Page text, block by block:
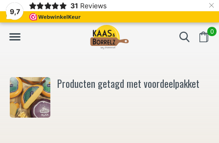
9,7
31 Reviews ×
0
Vers van het mes en gevacumeerd Vaak volgende
Producten getagd met voordeelpakket